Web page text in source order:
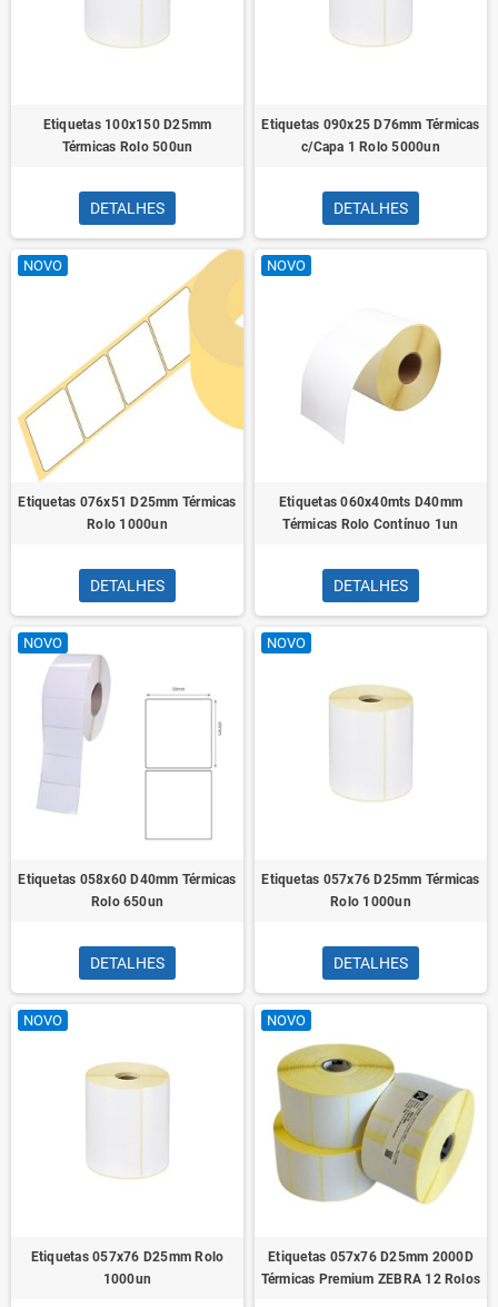
Etiquetas 100x150 D25mm
Térmicas Rolo 500un
DETALHES
Etiquetas 090x25 D76mm Térmicas
c/Capa 1 Rolo 5000un
DETALHES
NOVO
Etiquetas 076x51 D25mm Térmicas
Rolo 1000un
DETALHES
NOVO
Etiquetas 060x40mts D40mm
Térmicas Rolo Contínuo 1un
DETALHES
NOVO
Etiquetas 058x60 D40mm Térmicas
Rolo 650un
DETALHES
NOVO
Etiquetas 057x76 D25mm Térmicas
Rolo 1000un
DETALHES
NOVO
Etiquetas 057x76 D25mm Rolo
1000un
NOVO
Etiquetas 057x76 D25mm 2000D
Térmicas Premium ZEBRA 12 Rolos